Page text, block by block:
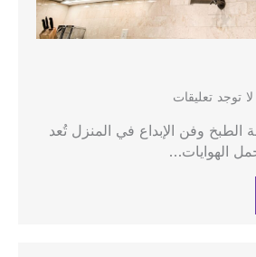
لا توجد تعليقات
الطبخ وفن الإبداع في المنزل تُعد
الهوايات…